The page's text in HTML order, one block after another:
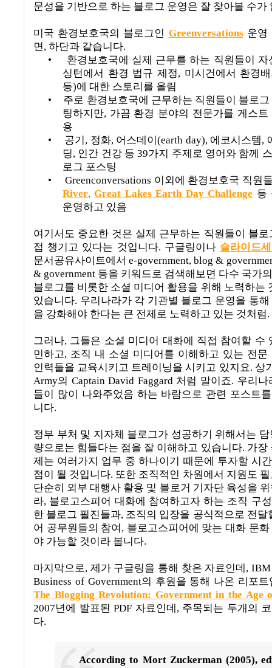
문성을 기반으로 하는 블로그 운영은 잘 찾아볼 수가
미국 환경보호국의 블로그인 Greenversations 운영
면 , 하단과 같습니다.
•
환경보호국에 실제 근무를 하는 직원들이 자
싱턴에서 환경 법규 제정, 미시건에서 환경
등)에 대한 스토리를 올림
•
주로 환경보호국에 근무하는 직원들이 블로
팅하지만, 가끔 환경 분야의 전문가를 게스트
용
•
공기 , 정화, 어스데이(earth day), 에코시스템,
딩, 인간 건강 등 39가지 주제로 영어와 함께
로그 포스팅
•
Greenconversations 이외에 환경보호국 직원
River,Great Lakes Earth Day Challenge 등
운영하고 있음
여기서도 중요한 것은 실제 근무하는 직원들이 블
접 챙기고 있다는 것입니다. 구글링이나 슬라이드
문서공유사이트에서 e-government, blog &
& government 등을 키워드로 검색해보면 다수 국가
블로그를 비롯한 소셜 미디어 활용을 위해 노력하는
있습니다. 우리나라가 각 기관별 블로그 운영을 통
을 강화해야 한다는 큰 전제로 노력하고 있는 것처럼.
그러나, 그들은 소셜 미디어 대화에 직접 참여할 수
민하고, 조직 내 소셜 미디어를 이해하고 있는 전문
인력들을 교육시키고 트레이닝을 시키고 있지요. 상
Army의 Captain David Faggard 처럼 말이죠. 우리나
들이 많이 나와주었음 하는 바람으로 관련 포스트
니다.
정부 부처 및 지자체 블로그가 성공하기 위해서는
량으로는 힘들다는 점을 잘 이해하고 있습니다. 가장
제는 여러가지 업무 중 하나이기 때문에 투자할 시
점이 될 것입니다. 또한 조직적인 차원에서 지원도
단순히 외부 대행사 활용 및 블로거 기자단 육성을
라, 블로고스피어 대화에 참여하고자 하는 조직 구
한 블로그 필진들과, 조직의 입장을 공식적으로 전달
어 공무원들의 참여 , 블로고스피어에 맞는 대화 문
야 가능할 것이라 봅니다.
마지막으로, 제가 구글링을 통해 찾은 자료인데 ,
Business of Government의 후원을 통해 나온 리포트
The Blogging Revolution: Government in the Age
2007년에 발표된 PDF 자료인데 , 주목되는 두개의
다.
According to Mort Zuckerman (2005),